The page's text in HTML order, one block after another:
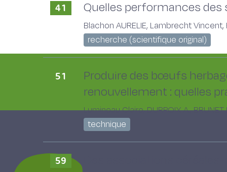
41 Quelles performances des
Blachon AURELIE, Lambrecht
recherche (scientifique original)
51
Produire des bœufs
renouvellement : quelles
Lumineau Claire, DURPOIX A.,
technique
59